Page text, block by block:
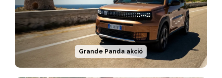
Grande Panda akció